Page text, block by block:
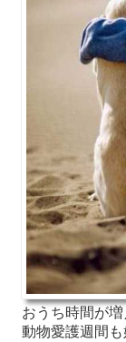
おうち時間が
動物愛護週間